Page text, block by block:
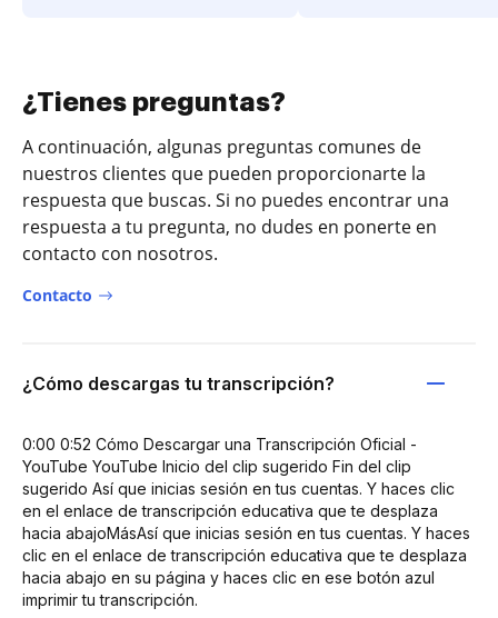
¿Tienes preguntas?
A continuación, algunas preguntas comunes de
nuestros clientes que pueden proporcionarte la
respuesta que buscas. Si no puedes encontrar una
respuesta a tu pregunta, no dudes en ponerte en
contacto con nosotros.
Contacto
¿Cómo descargas tu transcripción?
0:00 0:52 Cómo Descargar una Transcripción Oficial -
YouTube YouTube Inicio del clip sugerido Fin del clip
sugerido Así que inicias sesión en tus cuentas. Y haces clic
en el enlace de transcripción educativa que te desplaza
hacia abajoMásAsí que inicias sesión en tus cuentas. Y haces
clic en el enlace de transcripción educativa que te desplaza
hacia abajo en su página y haces clic en ese botón azul
imprimir tu transcripción.